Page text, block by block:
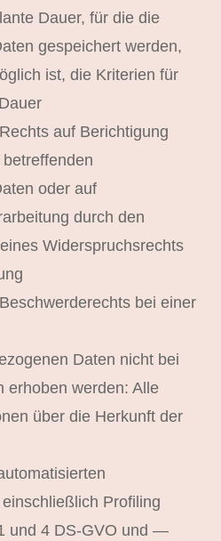
Dauer, für die die
gespeichert werden,
ist, die Kriterien für
auf Berichtigung
oder auf
durch den
Widerspruchsrechts
bei einer
Daten nicht bei
erhoben werden: Alle
über die Herkunft der
Profiling
und 4 DS-GVO und —